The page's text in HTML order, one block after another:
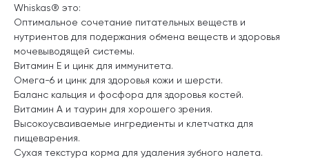
Whiskas® это:
Оптимальное сочетание питательных веществ и
нутриентов для подержания обмена веществ и здоровья
мочевыводящей системы.
Витамин Е и цинк для иммунитета.
Омега-6 и цинк для здоровья кожи и шерсти.
Баланс кальция и фосфора для здоровья костей.
Витамин А и таурин для хорошего зрения.
Высокоусваиваемые ингредиенты и клетчатка для
пищеварения.
Сухая текстура корма для удаления зубного налета.